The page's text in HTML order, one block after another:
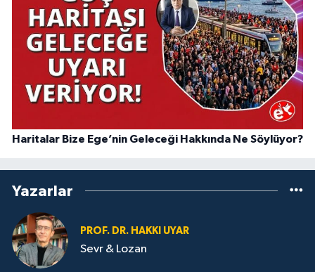
Haritalar Bize Ege’nin Geleceği Hakkında Ne Söylüyor?
Yazarlar
PROF. DR. HAKKI UYAR
Sevr & Lozan